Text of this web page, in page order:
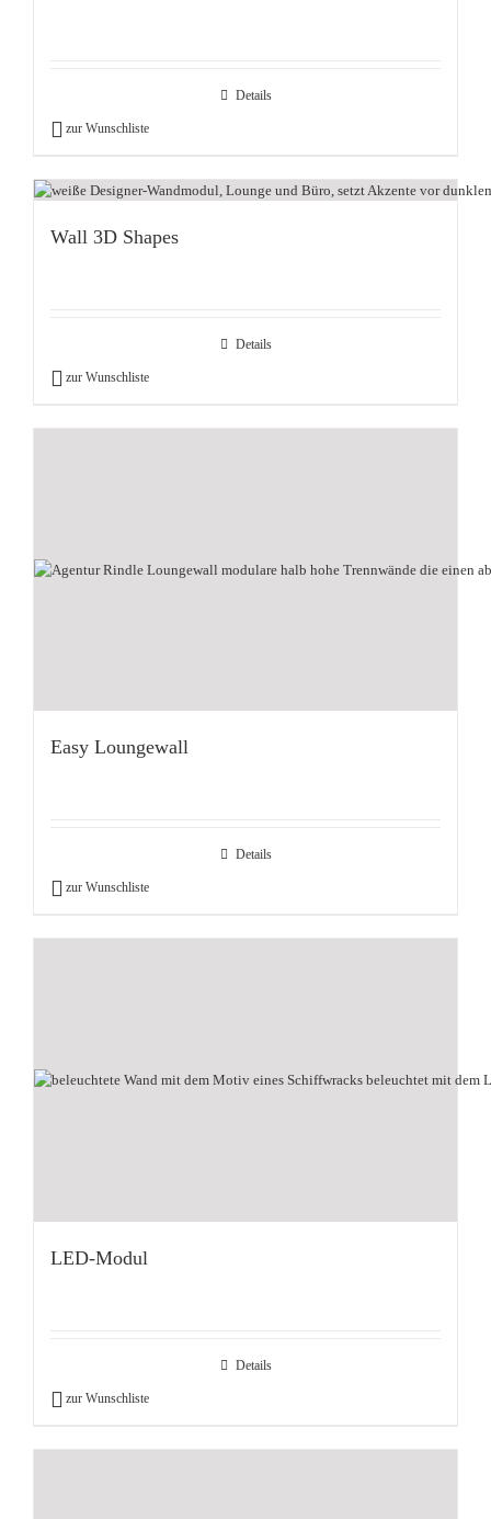
Details
zur Wunschliste
Wall 3D Shapes
Details
zur Wunschliste
Easy Loungewall
Details
zur Wunschliste
LED-Modul
Details
zur Wunschliste